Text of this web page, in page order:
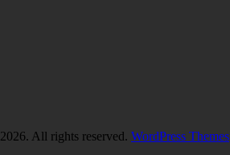
2026. All rights reserved. WordPress Themes